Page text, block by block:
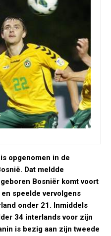
opgenomen in de
Dat meldde
Bosniër komt voort
speelde vervolgens
onder 21. Inmiddels
34 interlands voor zijn
is bezig aan zijn tweede